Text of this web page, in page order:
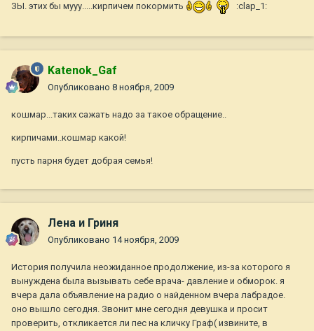
ЗЫ. этих бы мууу.....кирпичем покормить :clap_1:
Katenok_Gaf
Опубликовано 8 ноября, 2009
кошмар...таких сажать надо за такое обращение..
кирпичами..кошмар какой!
пусть парня будет добрая семья!
Лена и Гриня
Опубликовано 14 ноября, 2009
История получила неожиданное продолжение, из-за которого я
вынуждена была вызывать себе врача- давление и обморок. я
вчера дала объявление на радио о найденном вчера лабрадое.
оно вышло сегодня. Звонит мне сегодня девушка и просит
проверить, откликается ли пес на кличку Граф( извините, в